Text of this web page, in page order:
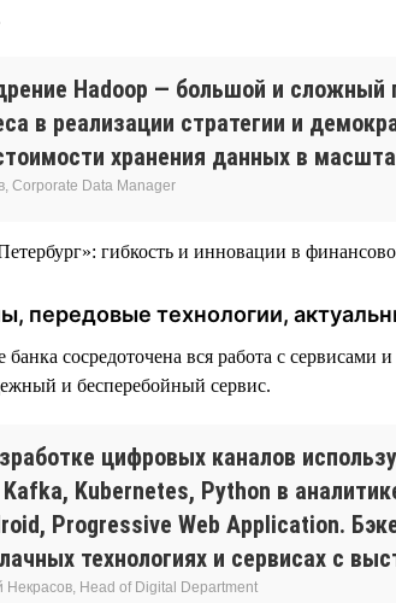
Hadoop — большой и
в реализации стратегии и
хранения данных в
Corporate Data Manager
передовые технологии,
сосредоточена вся работа с
и бесперебойный сервис.
цифровых каналов
Kubernetes, Python в
Progressive Web Application.
технологиях и сервисах с
Некрасов, Head of Digital Department